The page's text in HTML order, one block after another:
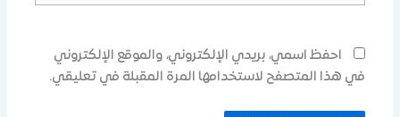
احفظ اسمي، بريدي الإلكتروني، والموقع الإلكتروني
في هذا المتصفح لاستخدامها المرة المقبلة في تعليقي.